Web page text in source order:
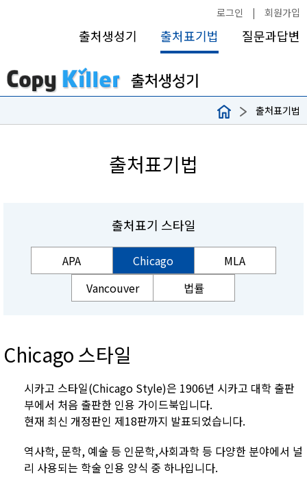
로그인 | 회원가입
출처생성기 출처표기법 질문과답변
출처표기법
출처표기법
출처표기 스타일
APA Chicago
MLA
Vancouver
법률
Chicago 스타일
시카고 스타일(Chicago Style)은 1906년 시카고 대학 출판
부에서 처음 출판한 인용 가이드북입니다.
현재 최신 개정판인 제18판까지 발표되었습니다.
역사학, 문학, 예술 등 인문학,사회과학 등 다양한 분야에서 널
리 사용되는 학술 인용 양식 중 하나입니다.